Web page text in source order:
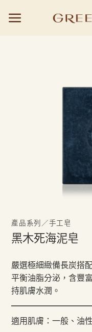
產品系列 ／手工皂
黑木死海泥皂
嚴選極細緻備長炭搭
平衡油脂分泌，含豐
持肌膚水潤。
適用肌膚：一般、油